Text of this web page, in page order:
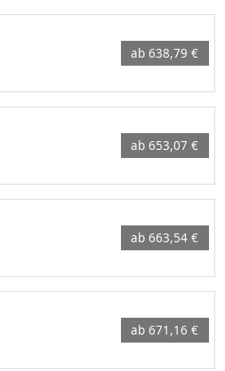
ab 638,79 €
ab 653,07 €
ab 663,54 €
ab 671,16 €